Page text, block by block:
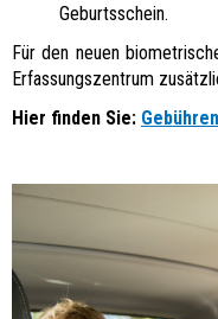
Geburtsschein.
Für den neuen
Erfassungszentrum
Hier finden Sie: